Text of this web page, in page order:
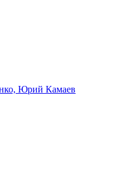
Юрий Камаев